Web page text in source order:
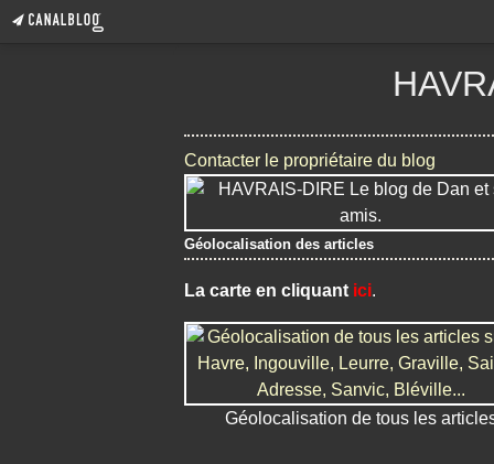
Contacter le propriétaire du blog
Géolocalisation des articles
La carte en cliquant ici.
Géolocalisation de tous les